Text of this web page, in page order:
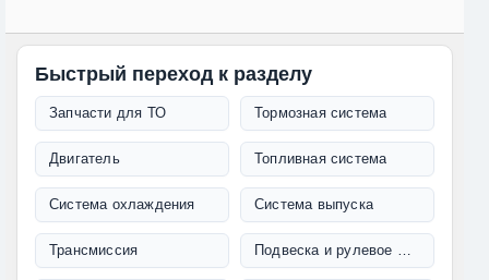
Быстрый переход к разделу
Запчасти для ТО Тормозная система
Двигатель Топливная система
Система охлаждения Система выпуска
Трансмиссия Подвеска и рулевое управление